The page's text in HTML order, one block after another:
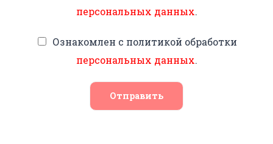
персональных данных.
Ознакомлен с политикой обработки
персональных данных.
Отправить